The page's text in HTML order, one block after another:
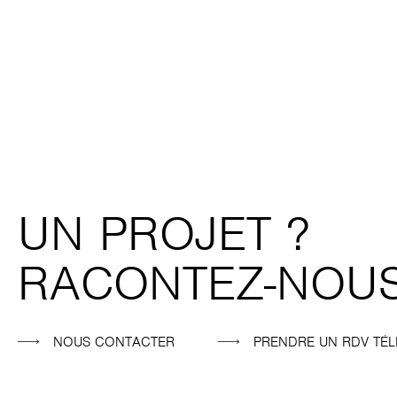
UN PROJET ?
RACONTEZ-
NOUS CONTACTER PRENDRE UN RDV